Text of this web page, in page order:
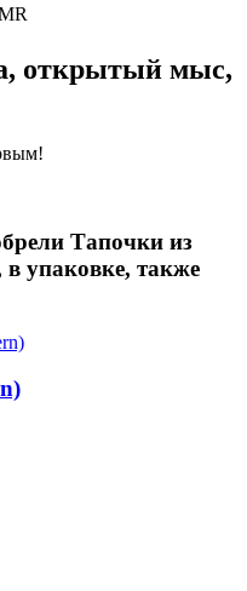
открытый мыс,
Тапочки из
упаковке, также